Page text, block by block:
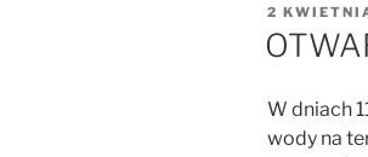
W
2
W dniach
wody na